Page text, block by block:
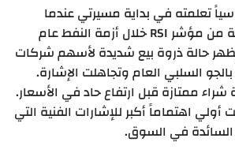
تعلمته في بداية مسيرتي عندما
تجاهلت إشارة واضحة من مؤشر RSI خلال أزمة النفط عام
يظهر حالة ذروة بيع شديدة لأسهم شركات
السلبي العام وتجاهلت الإشارة.
شراء ممتازة قبل ارتفاع حاد في الأسعار.
أولي اهتماماً أكبر للإشارات الفنية التي
في السوق.